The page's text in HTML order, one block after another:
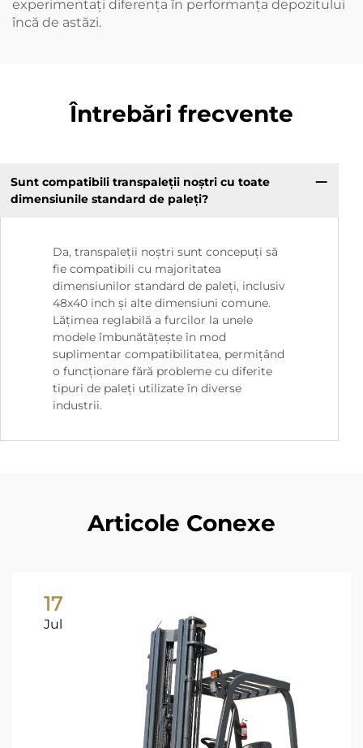
experimentați diferența în performanța depozitului
încă de astăzi.
Întrebări frecvente
Sunt compatibili transpaleții noștri cu toate
dimensiunile standard de paleți?
Da, transpaleții noștri sunt concepuți să
fie compatibili cu majoritatea
dimensiunilor standard de paleți, inclusiv
48x40 inch și alte dimensiuni comune.
Lățimea reglabilă a furcilor la unele
modele îmbunătățește în mod
suplimentar compatibilitatea, permițând
o funcționare fără probleme cu diferite
tipuri de paleți utilizate în diverse
industrii.
Articole Conexe
17
Jul